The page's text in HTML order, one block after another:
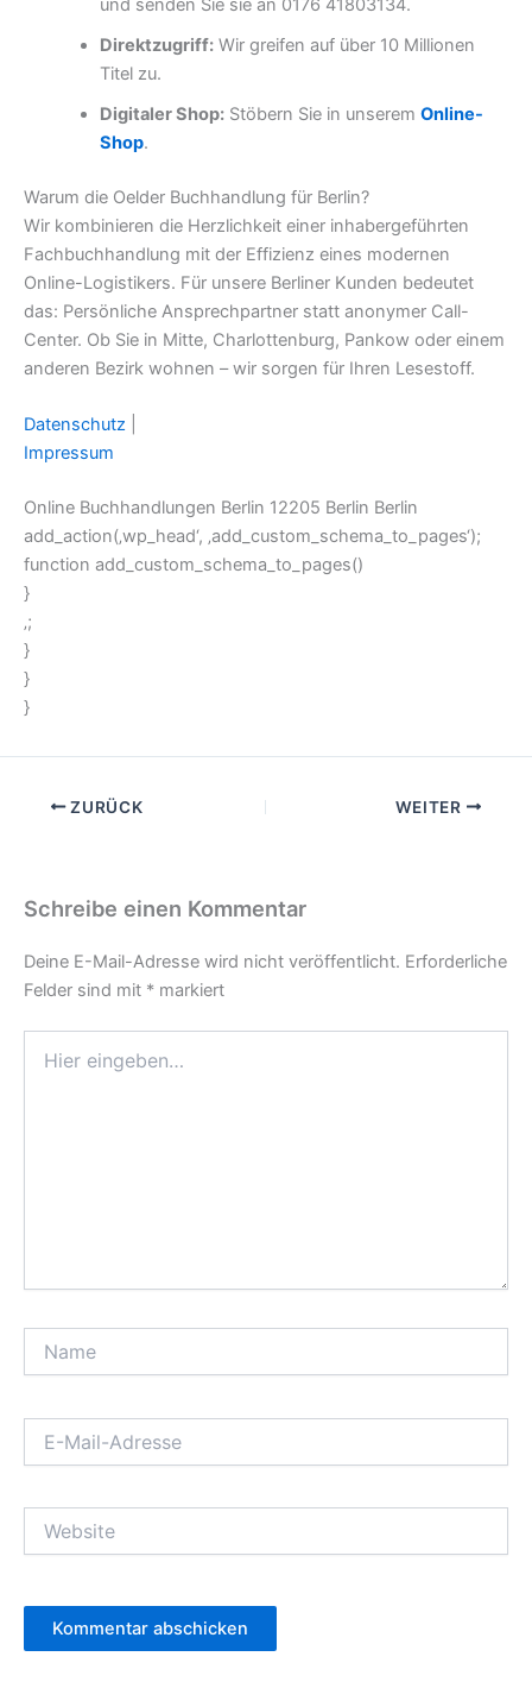
und senden Sie sie an 0176 41803134.
Direktzugriff:Wir greifen auf über 10 Millionen
Titel zu.
Digitaler Shop:Stöbern Sie in unserem Online-
Shop.
Warum die Oelder Buchhandlung für Berlin?
Wir kombinieren die Herzlichkeit einer inhabergeführten
Fachbuchhandlung mit der Effizienz eines modernen
Online-Logistikers. Für unsere Berliner Kunden bedeutet
das: Persönliche Ansprechpartner statt anonymer Call-
Center. Ob Sie in Mitte, Charlottenburg, Pankow oder einem
anderen Bezirk wohnen – wir sorgen für Ihren Lesestoff.
Datenschutz
Impressum
Online Buchhandlungen Berlin 12205 Berlin Berlin
add_action(‚wp_head‘, ‚add_custom_schema_to_pages‘);
function add_custom_schema_to_pages()
}
‚;
}
}
}
ZURÜCK WEITER
Schreibe einen Kommentar
Deine E-Mail-Adresse wird nicht veröffentlicht. Erforderliche
Felder sind mit * markiert
eingeben…
Mail-